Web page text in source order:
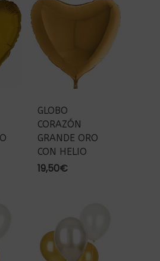
GLOBO
CORAZÓN
GRANDE ORO
CON HELIO
19,50€